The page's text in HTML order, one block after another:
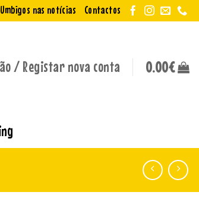
Umbigos nas notícias Contactos
/ Registar nova conta 0.00€